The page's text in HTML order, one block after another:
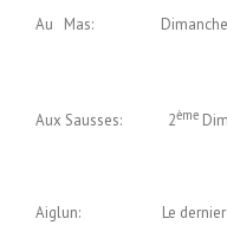
Au Mas: Dimanche
Aux Sausses: 2ème
Aiglun: Le dernier